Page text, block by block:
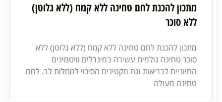
מתכון להכנת לחם טחינה ללא קמח (ללא גלוטן)
ללא סוכר
מתכון להכנת לחם טחינה ללא קמח (ללא גלוטן) ללא
סוכר טחינה גולמית עשירה במינרלים וויטמינים
החיוניים לבריאות וגם מקטינים הסיכוי למחלות לב. לחם
טחינה מעולה